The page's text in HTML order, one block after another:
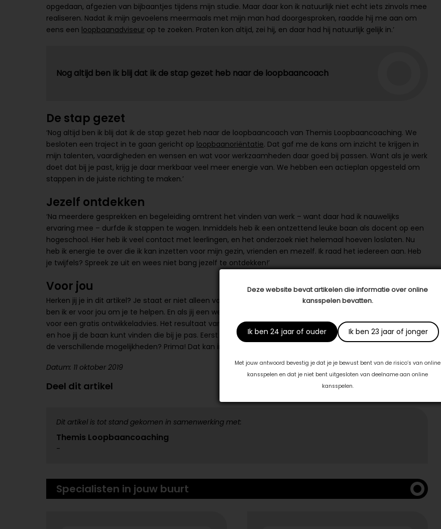
Deze website bevat artikelen die informatie over online
kansspelen bevatten.
Ik ben 24 jaar of ouder Ik ben 23 jaar of jonger
Met jouw antwoord bevestig je dat je je bewust bent van de risico’s van online
kansspelen en dat je niet bent uitgesloten van deelname aan online
kansspelen.
opgedaan, afgezien van bijbaantjes tijdens mijn studie. Maar daar kon ik natuurlijk niet echt iets zinvols mee
realiseren. Nadat ik mijn gevoelens meermaals met mijn man had doorgesproken, raadde hij me aan om
eens een loopbaanadviseur op te zoeken. Praten kon altijd, zei hij, en daar had hij natuurlijk gelijk in.’
Nog altijd ben ik blij dat ik de stap gezet heb naar de loopbaancoach
De stap gezet
‘Nog altijd ben ik blij dat ik de stap gezet heb naar de loopbaancoach van Themis Loopbaancoaching. We
besloten een traject in te gaan gericht op loopbaanoriëntatie. Dat gaf me de kans om inzicht te krijgen in
mijn talenten, vaardigheden en wensen en wat voor werkzaamheden daar goed bij passen. Want als je werk
doet dat bij je past, krijg je daar merkbaar veel meer energie van. We hebben een actieplan opgesteld om
stappen in de juiste richting te maken.’
Jezelf ontdekken
‘Na meerdere gesprekken en begeleiding omtrent het vinden van werk – want daar had ik nauwelijks
ervaring mee – durfde ik stappen te wagen. Inmiddels heb ik een ontzettend leuke baan als docent op een
hogeschool. Hier heb ik veel contact met leerlingen, en het onderzoek niet helemaal hoeven loslaten. Nu
heb ik energie te over die ik kan inzetten voor mijn gezin, vrienden en mezelf. Ik raad het iedereen aan. Heb
je twijfels? Spreek ze uit en wees niet bang jezelf te ontdekken!’
Voor jou
Herken jij je in dit artikel? Je staat er niet alleen voor: als loopbaanadviseur bijThemis Loopbaancoaching
ben ik er voor jou om je te helpen. En als jij een werkende
voor een gratis ontwikkeladvies. Het resultaat van het traject? Je komt erachter wat het beste bij je past,
en hoe jij de baan kunt vinden die bij je pas. Eerst vrijblijvend kennis maken en meer te weten komen over
de verschillende mogelijkheden? Prima! Dat kan in een gratis oriëntatiegesprek.
Datum: 11 oktober 2019
Deel dit artikel
Dit artikel is tot stand gekomen in samenwerking met:
Themis Loopbaancoaching
-
Specialisten in jouw buurt